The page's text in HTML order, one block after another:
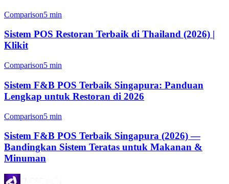
Comparison5 min
Sistem POS Restoran Terbaik di Thailand (2026) |
Klikit
Comparison5 min
Sistem F&B POS Terbaik Singapura: Panduan
Lengkap untuk Restoran di 2026
Comparison5 min
Sistem F&B POS Terbaik Singapura (2026) —
Bandingkan Sistem Teratas untuk Makanan &
Minuman